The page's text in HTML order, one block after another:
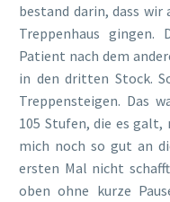
bestand darin, dass
Treppenhaus
Patient nach dem
in den dritten Stock.
Treppensteigen. Das
105 Stufen, die es galt,
mich noch so gut an
ersten Mal nicht
oben ohne kurze